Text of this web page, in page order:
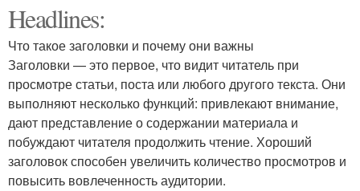
Headlines:
Что такое заголовки и почему они важны
Заголовки — это первое, что видит читатель при
просмотре статьи, поста или любого другого текста. Они
выполняют несколько функций: привлекают внимание,
дают представление о содержании материала и
побуждают читателя продолжить чтение. Хороший
заголовок способен увеличить количество просмотров и
повысить вовлеченность аудитории.